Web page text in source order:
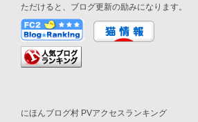
ただけると、ブログ更新の励みになります。
にほんブログ村 PVアクセスランキング